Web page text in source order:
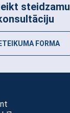
steidzamu
FORMA